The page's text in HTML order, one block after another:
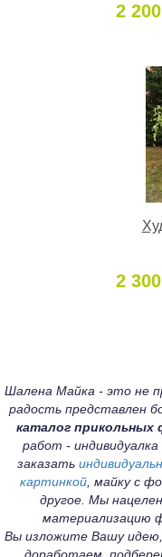
2
2
Шалена Майка - это не
радость представлен
каталог прикольных
работ -
заказать
картинкой, майку с
другое. Мы
материализацию
Вы изложите Вашу